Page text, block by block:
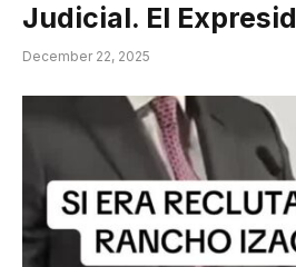
Judicial. El
December 22, 2025